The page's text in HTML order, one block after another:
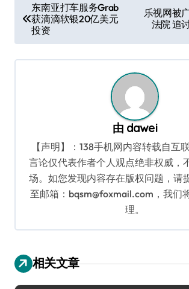
章
导
航
东南亚打车服务Grab
获滴滴软银20亿美元
投资
乐视网被
法院 追
由 dawei
【声明】：138手机网内容转载自互
言论仅代表作者个人观点绝非权威，
场。如您发现内容存在版权问题，请
至邮箱：bqsm@foxmail.com，我们
理。
相关文章